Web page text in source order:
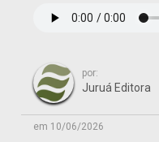
por:
Juruá Editora
em 10/06/2026